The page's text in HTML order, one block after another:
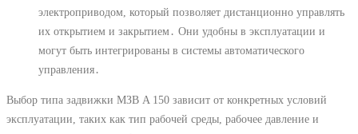
электроприводом, который позволяет дистанционно управлять
их открытием и закрытием․ Они удобны в эксплуатации и
могут быть интегрированы в системы автоматического
управления․
Выбор типа задвижки МЗВ A 150 зависит от конкретных условий
эксплуатации, таких как тип рабочей среды, рабочее давление и